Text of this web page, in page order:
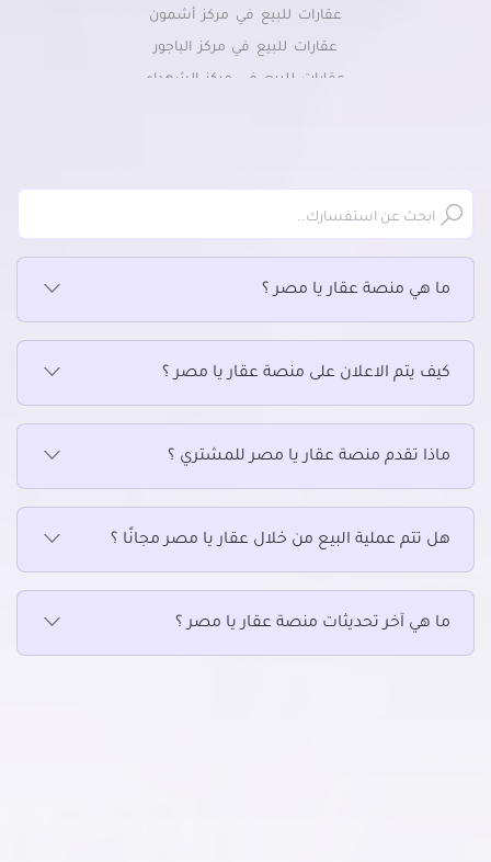
عقارات للبيع في مركز أشمون
عقارات للبيع في مركز الباجور
عقارات للبيع في مركز الشهداء
ما هي منصة عقار يا مصر ؟
كيف يتم الاعلان على منصة عقار يا مصر ؟
ماذا تقدم منصة عقار يا مصر للمشتري ؟
هل تتم عملية البيع من خلال عقار يا مصر مجانًا ؟
ما هي آخر تحديثات منصة عقار يا مصر ؟